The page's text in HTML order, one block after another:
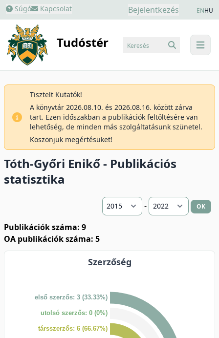
Súgó Kapcsolat Bejelentkezés ENHU
Tudóstér menu
Keresés
Tisztelt Kutatók!
A könyvtár 2026.08.10. és 2026.08.16. között zárva
tart. Ezen időszakban a publikációk feltöltésére van
lehetőség, de minden más szolgáltatásunk szünetel.
Köszönjük megértésüket!
Tóth-Győri Enikő - Publikációs
statisztika
- OK
Publikációk száma: 9
OA publikációk száma: 5
Szerzőség
első szerzős: 3 (33.33%)
utolsó szerzős: 0 (0%)
társszerzős: 6 (66.67%)